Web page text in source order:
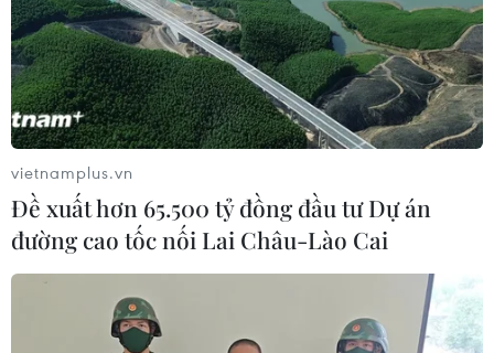
vietnamplus.vn
Đề xuất hơn 65.500 tỷ đồng đầu tư Dự án
đường cao tốc nối Lai Châu-Lào Cai